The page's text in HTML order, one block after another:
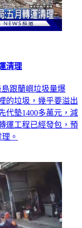
清理
跟蘭嶼垃圾量爆
的垃圾，幾乎要溢出
代墊1400多萬元，減
運工程已經發包，預
。